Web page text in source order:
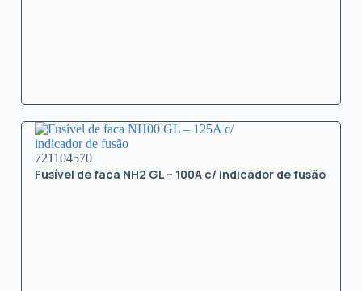
721104570
Fusível de faca NH2 GL – 100A c/ indicador de fusão